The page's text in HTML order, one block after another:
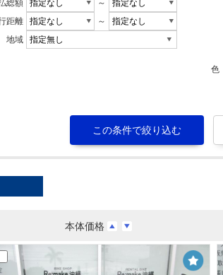
総額
～
距離
～
地域
色
本体価格